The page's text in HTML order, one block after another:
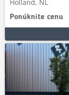
Holland, NL
Ponúknite cenu